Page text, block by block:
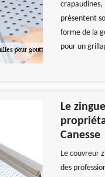
crapaudines,
présentent
forme de la
pour un
Le
Canesse
Le couvreur
des